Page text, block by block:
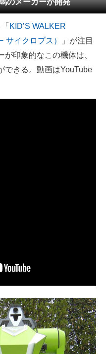
のメーカーが開発
KID’S WALKER
サイクロプス）
」が注目
印象的なこの機体は、
できる。動画はYouTube